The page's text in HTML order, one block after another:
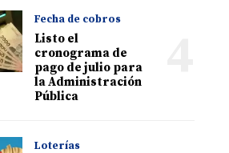
Fecha de cobros
Listo el
cronograma de
pago de julio para
la Administración
Pública
Loterías